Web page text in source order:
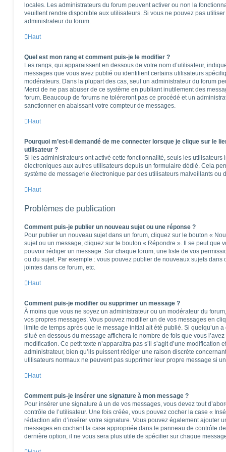
locales. Les administrateurs du forum peuvent activer ou non la
veuillent rendre disponible aux utilisateurs. Si vous ne pouvez pas
administrateur du forum.
Haut
Quel est mon rang et comment puis-je le modifier ?
Les rangs, qui apparaissent en dessous de votre nom d’utilisateur,
messages que vous avez publié ou identifient certains utilisateurs
modérateurs. Dans la plupart des cas, seul un administrateur du forum
Merci de ne pas abuser de ce système en publiant inutilement des
forum. Beaucoup de forums ne toléreront pas ce procédé et un
sanctionner en abaissant votre compteur de messages.
Haut
Pourquoi m’est-il demandé de me connecter lorsque je clique sur le
utilisateur ?
Si les administrateurs ont activé cette fonctionnalité, seuls les
électroniques aux autres utilisateurs depuis un formulaire dédié. Cela
système de messagerie électronique par des utilisateurs malveillants ou
Haut
Problèmes de publication
Comment puis-je publier un nouveau sujet ou une réponse ?
Pour publier un nouveau sujet dans un forum, cliquez sur le bouton «
sujet ou un message, cliquez sur le bouton « Répondre ». Il se peut que
pouvoir rédiger un message. Sur chaque forum, une liste de vos
ou du sujet. Par exemple : vous pouvez publier de nouveaux sujets dans
jointes dans ce forum, etc.
Haut
Comment puis-je modifier ou supprimer un message ?
À moins que vous ne soyez un administrateur ou un modérateur du
vos propres messages. Vous pouvez modifier un de vos messages en
limite de temps après que le message initial ait été publié. Si quelqu’un
situé en dessous du message affichera le nombre de fois que vous
modification. Ce petit texte n’apparaîtra pas s’il s’agit d’une modification
administrateur, bien qu’ils puissent rédiger une raison discrète
utilisateurs normaux ne peuvent pas supprimer leur propre message si
Haut
Comment puis-je insérer une signature à mon message ?
Pour insérer une signature à un de vos messages, vous devez tout
contrôle de l’utilisateur. Une fois créée, vous pouvez cocher la case «
rédaction afin d’insérer votre signature. Vous pouvez également ajouter
messages en cochant la case appropriée dans le panneau de contrôle
dernière option, il ne vous sera plus utile de spécifier sur chaque